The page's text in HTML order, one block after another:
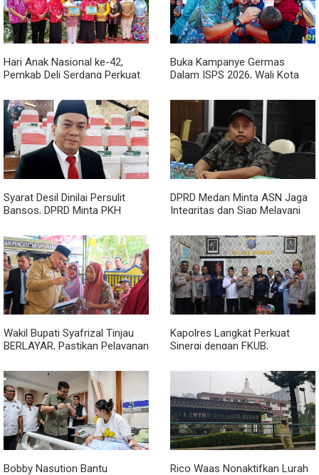
Hari Anak Nasional ke-42,
Pemkab Deli Serdang Perkuat
Buka Kampanye Germas
Dalam ISPS 2026, Wali Kota
Penurunan Stunting
Syarat Desil Dinilai Persulit
Bansos, DPRD Minta PKH
DPRD Medan Minta ASN Jaga
Integritas dan Siap Melayani
Wakil Bupati Syafrizal Tinjau
BERLAYAR, Pastikan Pelayanan
Kapolres Langkat Perkuat
Sinergi dengan FKUB,
Pilar Menjaga Kamtibmas
Bobby Nasution Bantu
Rico Waas Nonaktifkan Lurah